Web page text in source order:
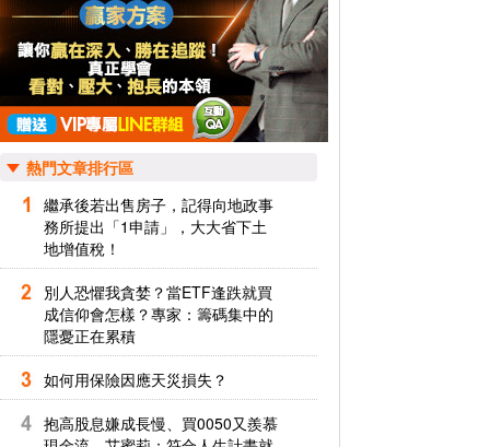
熱門文章排行區
繼承後若出售房子，記得向地政事
務所提出「1申請」，大大省下土
地增值稅！
別人恐懼我貪婪？當ETF逢跌就買
成信仰會怎樣？專家：籌碼集中的
隱憂正在累積
如何用保險因應天災損失？
抱高股息嫌成長慢、買0050又羨慕